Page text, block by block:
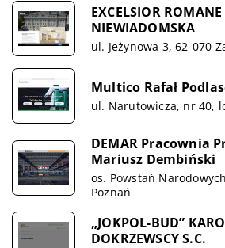
EXCELSIOR
NIEWIADOMSKA
ul. Jeżynowa 3, 62-070
Multico Rafał
ul. Narutowicza, nr 40,
DEMAR Pracownia
Mariusz Dembiński
os. Powstań
Poznań
„JOKPOL-BUD”
DOKRZEWSCY S.C.